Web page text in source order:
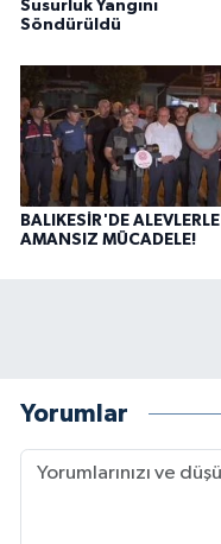
Susurluk Yangını
Söndürüldü
BALIKESİR'DE ALEVLERLE
AMANSIZ MÜCADELE!
Yorumlar